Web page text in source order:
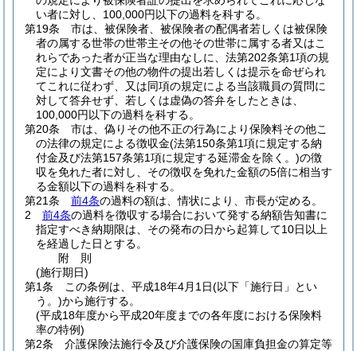
い者に対し、100,000円以下の過料を科する。
第19条
市は、被保険者、被保険者の配偶者若しくは被保険
者の属する世帯の世帯主その他その世帯に属する者又はこ
れらであった者が正当な理由なしに、法第202条第1項の規
定により文書その他の物件の提出若しくは提示を命ぜられ
てこれに従わず、又は同項の規定による当該職員の質問に
対して答弁せず、若しくは虚偽の答弁をしたときは、
100,000円以下の過料を科する。
第20条
市は、偽りその他不正の行為により保険料その他こ
の法律の規定による徴収金(法第150条第1項に規定する納
付金及び法第157条第1項に規定する延滞金を除く。)の徴
収を免れた者に対し、その徴収を免れた金額の5倍に相当す
る金額以下の過料を科する。
第21条
前4条の過料の額は、情状により、市長が定める。
2
前4条の過料を徴収する場合において発する納額告知書に
指定すべき納期限は、その発布の日から起算して10日以上
を経過した日とする。
附 則
(施行期日)
第1条
この条例は、平成18年4月1日(以下「施行日」とい
う。)から施行する。
(平成18年度から平成20年度までの各年度における保険料
率の特例)
第2条
介護保険法施行令及び介護保険の国庫負担金の算定等